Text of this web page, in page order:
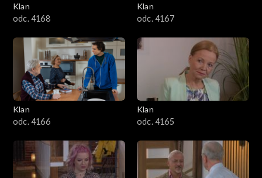
Klan
odc. 4168
Klan
odc. 4167
Klan
odc. 4166
Klan
odc. 4165